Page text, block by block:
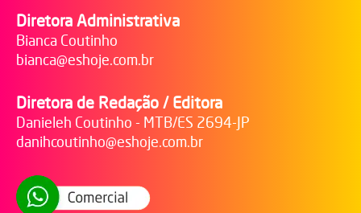
Diretora Administrativa
Bianca Coutinho
bianca@eshoje.com.br
Diretora de Redação / Editora
Danieleh Coutinho - MTB/ES 2694-JP
danihcoutinho@eshoje.com.br